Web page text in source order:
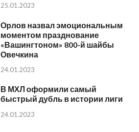
25.01.2023
Орлов назвал эмоциональным
моментом празднование
«Вашингтоном» 800-й шайбы
Овечкина
24.01.2023
В МХЛ оформили самый
быстрый дубль в истории лиги
24.01.2023